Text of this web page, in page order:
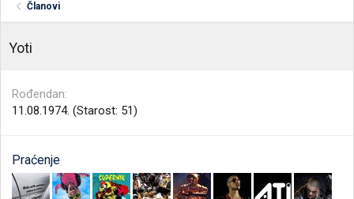
Članovi
Yoti
Rođendan
11.08.1974. (Starost: 51)
Praćenje